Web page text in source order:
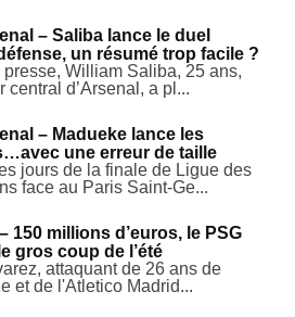
– Saliba lance le duel
un résumé trop facile ?
presse, William Saliba, 25 ans,
central d’Arsenal, a pl...
– Madueke lance les
une erreur de taille
jours de la finale de Ligue des
face au Paris Saint-Ge...
150 millions d’euros, le PSG
gros coup de l’été
attaquant de 26 ans de
et de l'Atletico Madrid...